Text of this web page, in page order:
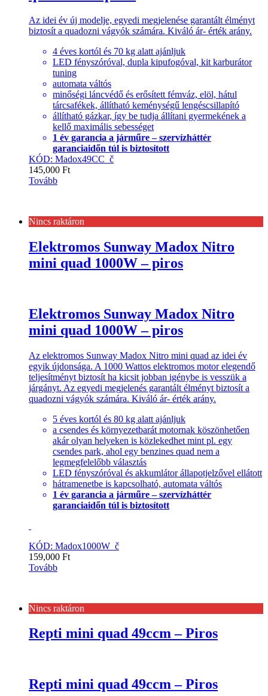
Az idei év új modelje, egyedi megjelenése garantált élményt
biztosít a quadozni vágyók számára. Kiváló ár- érték arány.
4 éves kortól és 70 kg alatt ajánljuk
LED fényszóróval, dupla kipufogóval, kit karburátor
tuning
automata váltós
minőségi láncvédő és erősített fémváz, elöl, hátul
tárcsafékek, állítható keménységű lengéscsillapító
állítható gázkar, így be tudja állítani gyermekének a
kellő maximális sebességet
1 év garancia a járműre – szervízháttér
garanciaidőn túl is biztosított
KÓD: Madox49CC_č
145,000 Ft
Tovább
Nincs raktáron
Elektromos Sunway Madox Nitro
mini quad 1000W – piros
Elektromos Sunway Madox Nitro
mini quad 1000W – piros
Az elektromos Sunway Madox Nitro mini quad az idei év
egyik újdonsága. A 1000 Wattos elektromos motor elegendő
teljesítményt biztosít ha kicsit jobban igénybe is vesszük a
járgányt. Az egyedi megjelenés garantált élményt biztosít a
quadozni vágyók számára. Kiváló ár- érték arány.
5 éves kortól és 80 kg alatt ajánljuk
a csendes és környezetbarát motornak köszönhetően
akár olyan helyeken is közlekedhet mint pl. egy
csendes park, ahol egy benzines quad nem a
legmegfelelőbb választás
LED fényszóróval és akkumlátor állapotjelzővel ellátott
hátramenetbe is kapcsolható, automata váltós
1 év garancia a járműre – szervízháttér
garanciaidőn túl is biztosított
KÓD: Madox1000W_č
159,000 Ft
Tovább
Nincs raktáron
Repti mini quad 49ccm – Piros
Repti mini quad 49ccm – Piros